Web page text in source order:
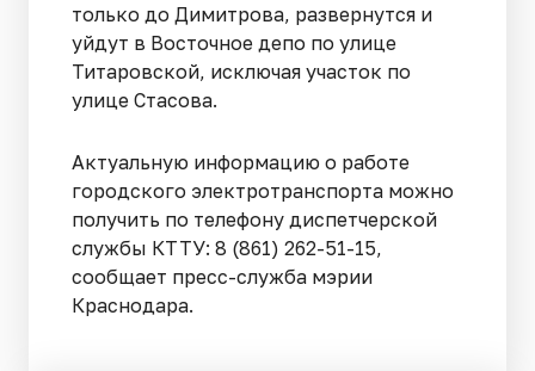
только до Димитрова, развернутся и
уйдут в Восточное депо по улице
Титаровской, исключая участок по
улице Стасова.
Актуальную информацию о работе
городского электротранспорта можно
получить по телефону диспетчерской
службы КТТУ: 8 (861) 262-51-15,
сообщает пресс-служба мэрии
Краснодара.